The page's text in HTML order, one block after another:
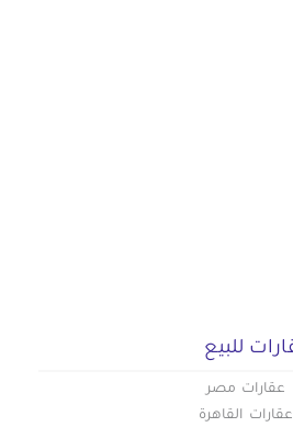
للبيع
عقارات مصر
عقارات القاهرة